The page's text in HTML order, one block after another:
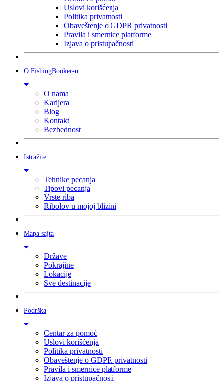
Uslovi korišćenja
Politika privatnosti
Obaveštenje o GDPR privatnosti
Pravila i smernice platforme
Izjava o pristupačnosti
O FishingBooker-u
O nama
Karijera
Blog
Kontakt
Bezbednost
Istražite
Tehnike pecanja
Tipovi pecanja
Vrste riba
Ribolov u mojoj blizini
Mapa sajta
Države
Pokrajine
Lokacije
Sve destinacije
Podrška
Centar za pomoć
Uslovi korišćenja
Politika privatnosti
Obaveštenje o GDPR privatnosti
Pravila i smernice platforme
Izjava o pristupačnosti